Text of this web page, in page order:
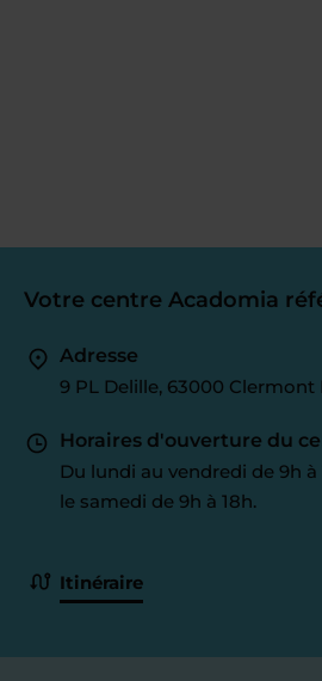
Votre centre Acadomia
Adresse
9 PL Delille, 63000 Clermont
Horaires d'ouverture du
Du lundi au vendredi de 9h à
le samedi de 9h à 18h.
Itinéraire